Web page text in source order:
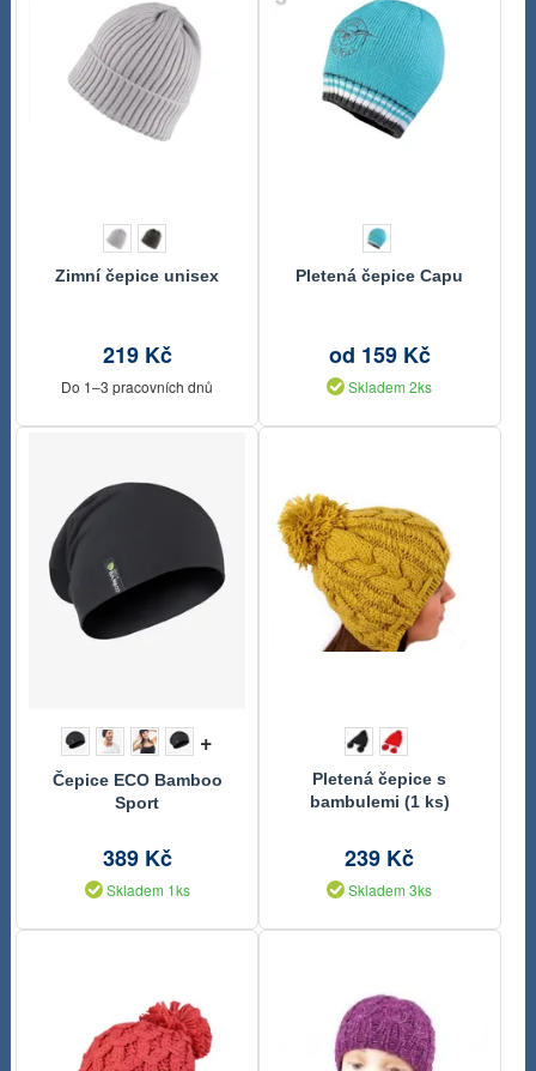
Zimní čepice unisex
219 Kč
Do 1–3 pracovních dnů
Pletená čepice Capu
od 159 Kč
Skladem 2ks
+
Čepice ECO Bamboo
Sport
389 Kč
Skladem 1ks
Pletená čepice s
bambulemi (1 ks)
239 Kč
Skladem 3ks